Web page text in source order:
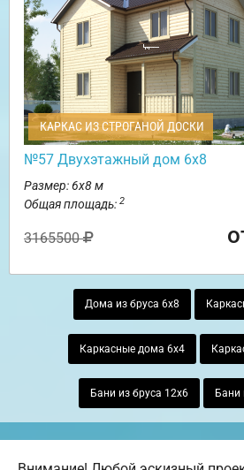
КАРКАС ИЗ СТРОГАНОЙ ДОСКИ
№57 Двухэтажный дом 6х8
Размер: 6х8 м
Общая площадь: 2
3165500
Дома из бруса 6х8
Каркасные дома 6х4
Бани из бруса 12х6 Бани